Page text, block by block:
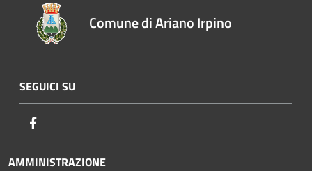
Comune di Ariano Irpino
SEGUICI SU
AMMINISTRAZIONE